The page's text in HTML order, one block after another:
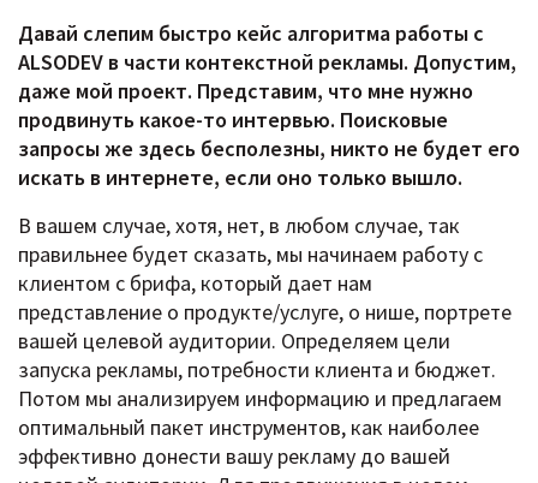
Давай слепим быстро кейс алгоритма работы с
ALSODEV в части контекстной рекламы. Допустим,
даже мой проект. Представим, что мне нужно
продвинуть какое-то интервью. Поисковые
запросы же здесь бесполезны, никто не будет его
искать в интернете, если оно только вышло.
В вашем случае, хотя, нет, в любом случае, так
правильнее будет сказать, мы начинаем работу с
клиентом с брифа, который дает нам
представление о продукте/услуге, о нише, портрете
вашей целевой аудитории. Определяем цели
запуска рекламы, потребности клиента и бюджет.
Потом мы анализируем информацию и предлагаем
оптимальный пакет инструментов, как наиболее
эффективно донести вашу рекламу до вашей